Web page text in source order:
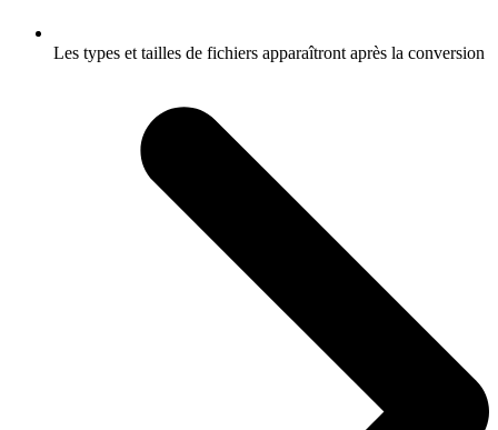
Les types et tailles de fichiers apparaîtront après la conversion